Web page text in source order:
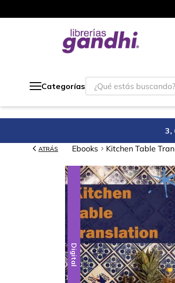
Categorías
¿Qué estás buscando?
3,
ATRÁS Ebooks Kitchen Table
Digital